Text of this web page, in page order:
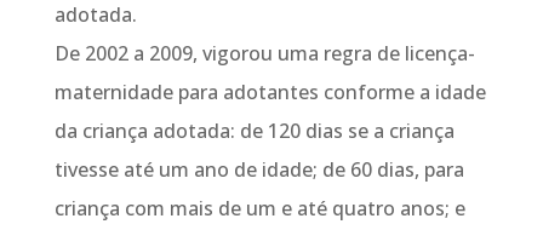
adotada.
De 2002 a 2009, vigorou uma regra de licença-
maternidade para adotantes conforme a idade
da criança adotada: de 120 dias se a criança
tivesse até um ano de idade; de 60 dias, para
criança com mais de um e até quatro anos; e